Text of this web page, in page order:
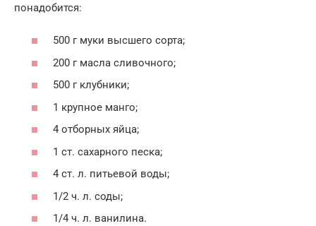
понадобится:
500 г муки высшего сорта;
200 г масла сливочного;
500 г клубники;
1 крупное манго;
4 отборных яйца;
1 ст. сахарного песка;
4 ст. л. питьевой воды;
1/2 ч. л. соды;
1/4 ч. л. ванилина.